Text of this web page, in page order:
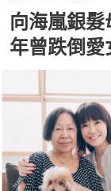
向海嵐銀
年曾跌倒